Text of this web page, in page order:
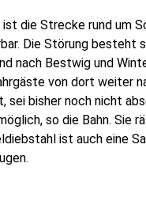
die Strecke rund um
Die Störung besteht
nach Bestwig und
von dort weiter
sei bisher noch nicht
so die Bahn. Sie
ist auch eine